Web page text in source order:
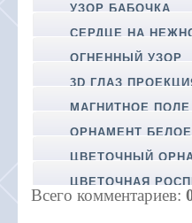
УЗОР БАБОЧКА
СЕРДЦЕ НА
ОГНЕННЫЙ УЗОР
3D ГЛАЗ
МАГНИТНОЕ ПОЛЕ
ОРНАМЕНТ
ЦВЕТОЧНЫЙ
ЦВЕТОЧНАЯ
Всего комментариев: